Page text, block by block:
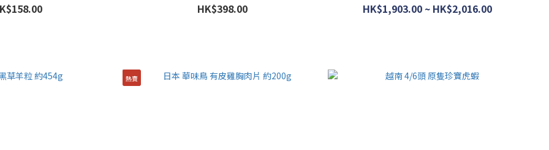
HK$398.00 HK$1,903.00 ~ HK$2,016.00
熱賣